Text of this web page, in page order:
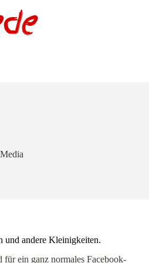
und andere Kleinigkeiten.
ein ganz normales Facebook-